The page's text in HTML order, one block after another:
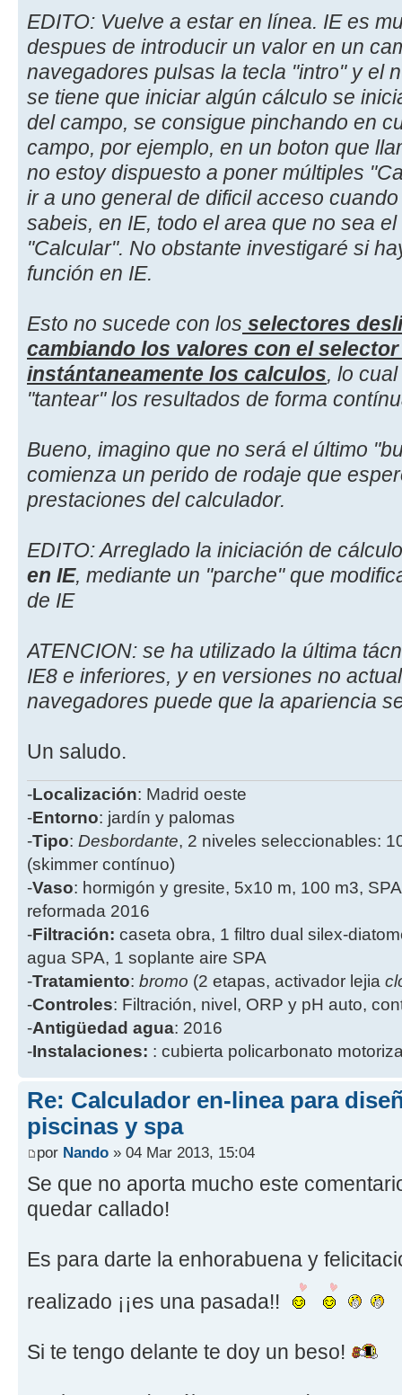
EDITO: Vuelve a estar en línea. IE es
despues de introducir un valor en un
navegadores pulsas la tecla "intro" y el
se tiene que iniciar algún cálculo se
del campo, se consigue pinchando en
campo, por ejemplo, en un boton que
no estoy dispuesto a poner múltiples
ir a uno general de dificil acceso
sabeis, en IE, todo el area que no sea
"Calcular". No obstante investigaré si
función en IE.
Esto no sucede con los selectores
cambiando los valores con el
instántaneamente los calculos, lo
"tantear" los resultados de forma
Bueno, imagino que no será el último
comienza un perido de rodaje que
prestaciones del calculador.
EDITO: Arreglado la iniciación de
en IE, mediante un "parche" que
de IE
ATENCION: se ha utilizado la última
IE8 e inferiores, y en versiones no
navegadores puede que la apariencia
Un saludo.
-Localización: Madrid oeste
-Entorno: jardín y palomas
-Tipo: Desbordante, 2 niveles seleccionables:
(skimmer contínuo)
-Vaso: hormigón y gresite, 5x10 m, 100 m3,
reformada 2016
-Filtración: caseta obra, 1 filtro dual silex-
agua SPA, 1 soplante aire SPA
-Tratamiento: bromo (2 etapas, activador lejia
-Controles: Filtración, nivel, ORP y pH auto,
-Antigüedad agua: 2016
-Instalaciones: : cubierta policarbonato
Re: Calculador en-linea para
piscinas y spa
por Nando » 04 Mar 2013, 15:04
Se que no aporta mucho este
quedar callado!
Es para darte la enhorabuena y
realizado ¡¡es una pasada!!
Si te tengo delante te doy un beso!